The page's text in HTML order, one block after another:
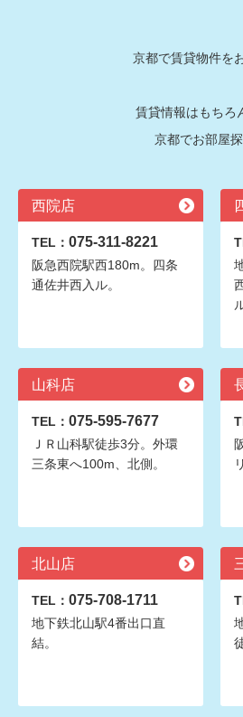
京都で賃貸物件を
賃貸情報はもちろ
京都でお部屋
西院店
TEL： 075-311-8221
阪急西院駅西180m。四条
通佐井西入ル。
山科店
TEL： 075-595-7677
ＪＲ山科駅徒歩3分。外環
三条東へ100m、北側。
北山店
TEL： 075-708-1711
地下鉄北山駅4番出口直
結。